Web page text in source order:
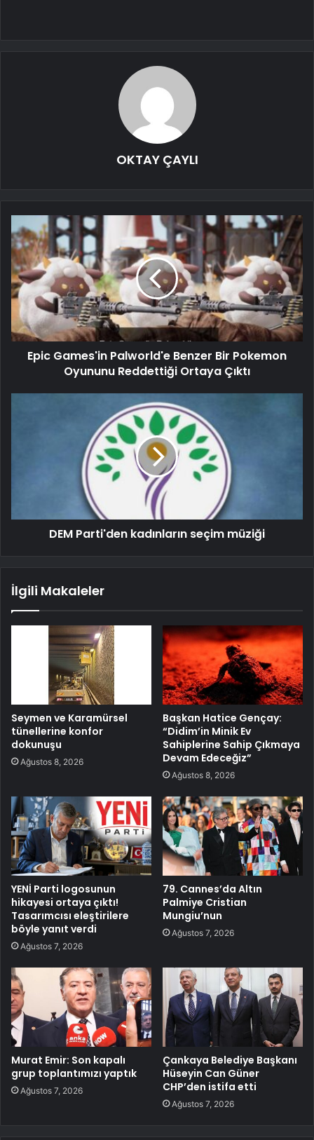
OKTAY ÇAYLI
Epic Games'in Palworld'e Benzer Bir Pokemon
Oyununu Reddettiği Ortaya Çıktı
DEM Parti'den kadınların seçim müziği
İlgili Makaleler
Seymen ve Karamürsel
tünellerine konfor
dokunuşu
Ağustos 8, 2026
Başkan Hatice Gençay:
“Didim’in Minik Ev
Sahiplerine Sahip Çıkmaya
Devam Edeceğiz”
Ağustos 8, 2026
YENİ Parti logosunun
hikayesi ortaya çıktı!
Tasarımcısı eleştirilere
böyle yanıt verdi
Ağustos 7, 2026
79. Cannes’da Altın
Palmiye Cristian
Mungiu’nun
Ağustos 7, 2026
Murat Emir: Son kapalı
grup toplantımızı yaptık
Ağustos 7, 2026
Çankaya Belediye Başkanı
Hüseyin Can Güner
CHP’den istifa etti
Ağustos 7, 2026